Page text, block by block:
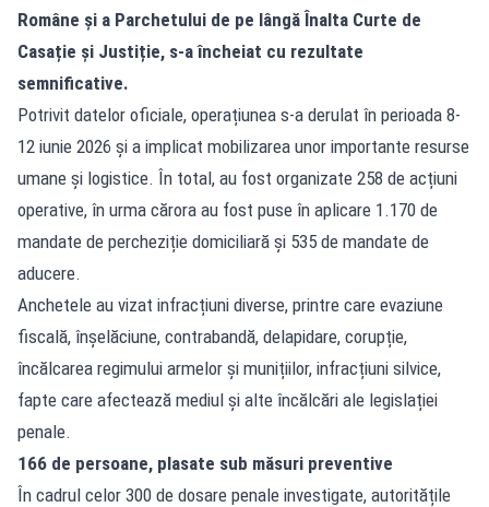
Române și a Parchetului de pe lângă Înalta Curte de
Casație și Justiție, s-a încheiat cu rezultate
semnificative.
Potrivit datelor oficiale, operațiunea s-a derulat în perioada 8-
12 iunie 2026 și a implicat mobilizarea unor importante resurse
umane și logistice. În total, au fost organizate 258 de acțiuni
operative, în urma cărora au fost puse în aplicare 1.170 de
mandate de percheziție domiciliară și 535 de mandate de
aducere.
Anchetele au vizat infracțiuni diverse, printre care evaziune
fiscală, înșelăciune, contrabandă, delapidare, corupție,
încălcarea regimului armelor și munițiilor, infracțiuni silvice,
fapte care afectează mediul și alte încălcări ale legislației
penale.
166 de persoane, plasate sub măsuri preventive
În cadrul celor 300 de dosare penale investigate, autoritățile